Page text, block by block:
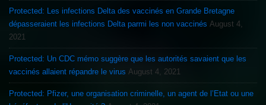
Protected: Les infections Delta des vaccinés en Grande Bretagne
dépasseraient les infections Delta parmi les non vaccinés August 4,
2021
Protected: Un CDC mémo suggère que les autorités savaient que les
vaccinés allaient répandre le virus August 4, 2021
Protected: Pfizer, une organisation criminelle, un agent de l’Etat ou une